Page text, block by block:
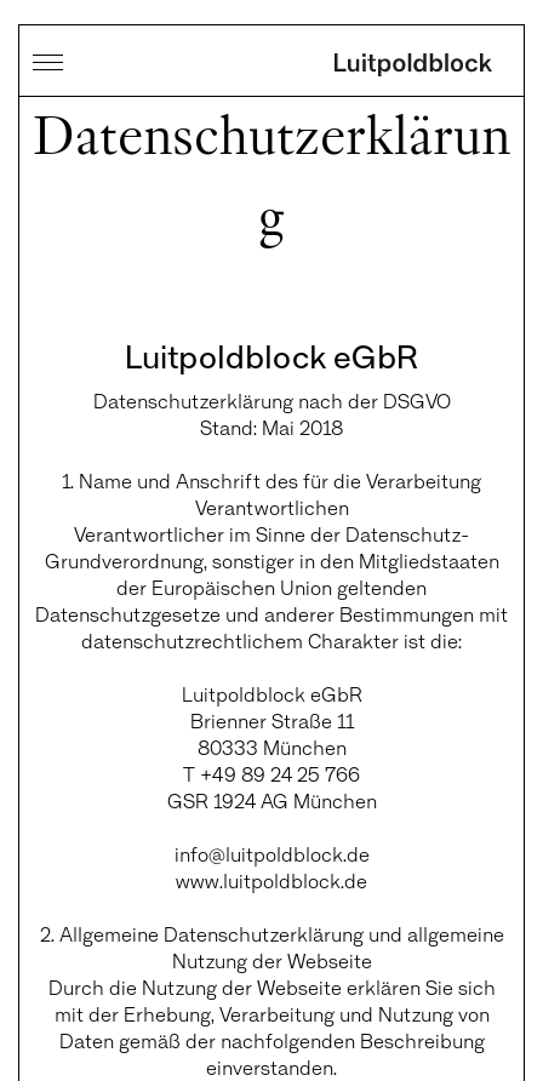
Datenschutzerklärun
g
Luitpoldblock eGbR
Datenschutzerklärung nach der DSGVO
Stand: Mai 2018
1. Name und Anschrift des für die Verarbeitung
Verantwortlichen
Verantwortlicher im Sinne der Datenschutz-
Grundverordnung, sonstiger in den Mitgliedstaaten
der Europäischen Union geltenden
Datenschutzgesetze und anderer Bestimmungen mit
datenschutzrechtlichem Charakter ist die:
Luitpoldblock eGbR
Brienner Straße 11
80333 München
T +49 89 24 25 766
GSR 1924 AG München
info@luitpoldblock.de
www.luitpoldblock.de
2. Allgemeine Datenschutzerklärung und allgemeine
Nutzung der Webseite
Durch die Nutzung der Webseite erklären Sie sich
mit der Erhebung, Verarbeitung und Nutzung von
Daten gemäß der nachfolgenden Beschreibung
einverstanden.